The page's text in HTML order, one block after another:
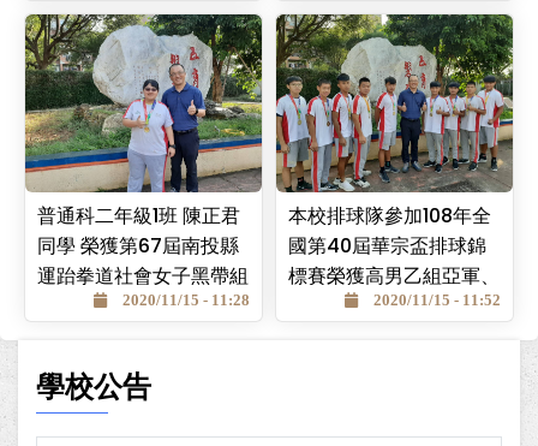
普通科二年級1班 陳正君
同學 榮獲第67屆南投縣
運跆拳道社會女子黑帶組
第三名、全國總統盃選拔
2020/11/15 - 11:28
本校排球隊參加108年全
國第40屆華宗盃排球錦
標賽榮獲高男乙組亞軍、
第67屆南投縣運動會高
2020/11/15 - 11:52
學校公告